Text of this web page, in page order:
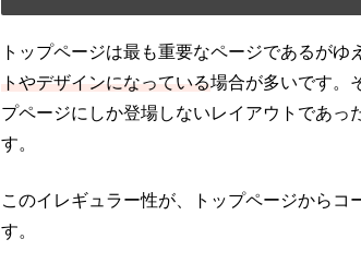
トップページは最も重要なページであるがゆ
トやデザインになっている場合が多いです。
プページにしか登場しないレイアウトであっ
す。
このイレギュラー性が、トップページから
す。